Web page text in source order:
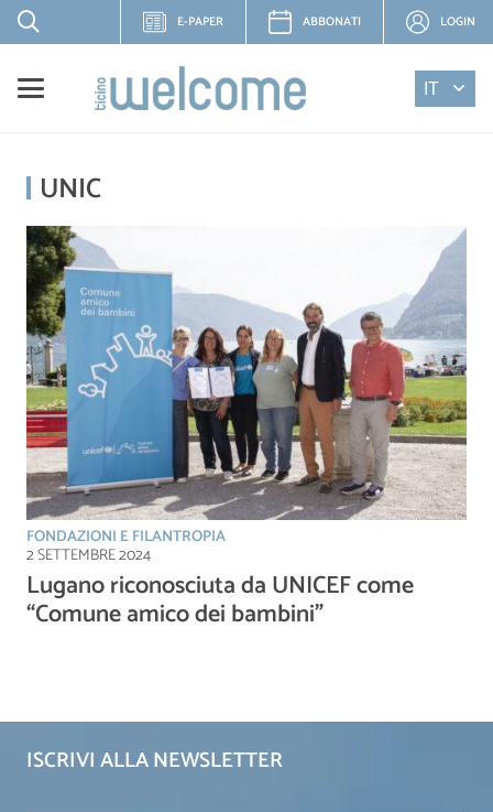
E-PAPER ABBONATI LOGIN
IT
UNIC
FONDAZIONI E FILANTROPIA
2 SETTEMBRE 2024
Lugano riconosciuta da UNICEF come
“Comune amico dei bambini”
ISCRIVI ALLA NEWSLETTER